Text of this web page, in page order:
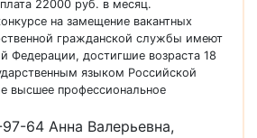
22000 руб. в месяц.
на замещение вакантных
гражданской службы имеют
Федерации, достигшие возраста 18
языком Российской
высшее профессиональное
64 Анна Валерьевна,